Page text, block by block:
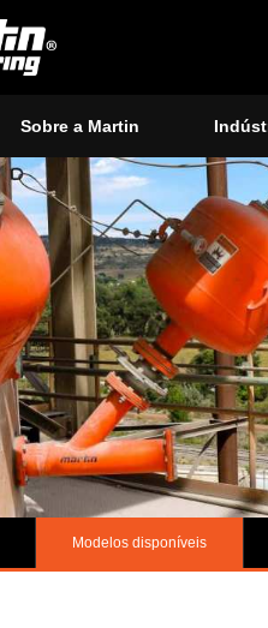
Sobre a Martin
Modelos disponíveis